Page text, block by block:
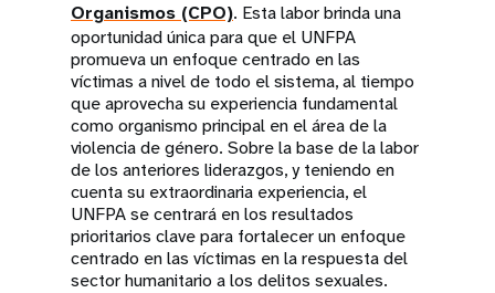
Organismos (CPO). Esta labor brinda una
oportunidad única para que el UNFPA
promueva un enfoque centrado en las
víctimas a nivel de todo el sistema, al tiempo
que aprovecha su experiencia fundamental
como organismo principal en el área de la
violencia de género. Sobre la base de la labor
de los anteriores liderazgos, y teniendo en
cuenta su extraordinaria experiencia, el
UNFPA se centrará en los resultados
prioritarios clave para fortalecer un enfoque
centrado en las víctimas en la respuesta del
sector humanitario a los delitos sexuales.